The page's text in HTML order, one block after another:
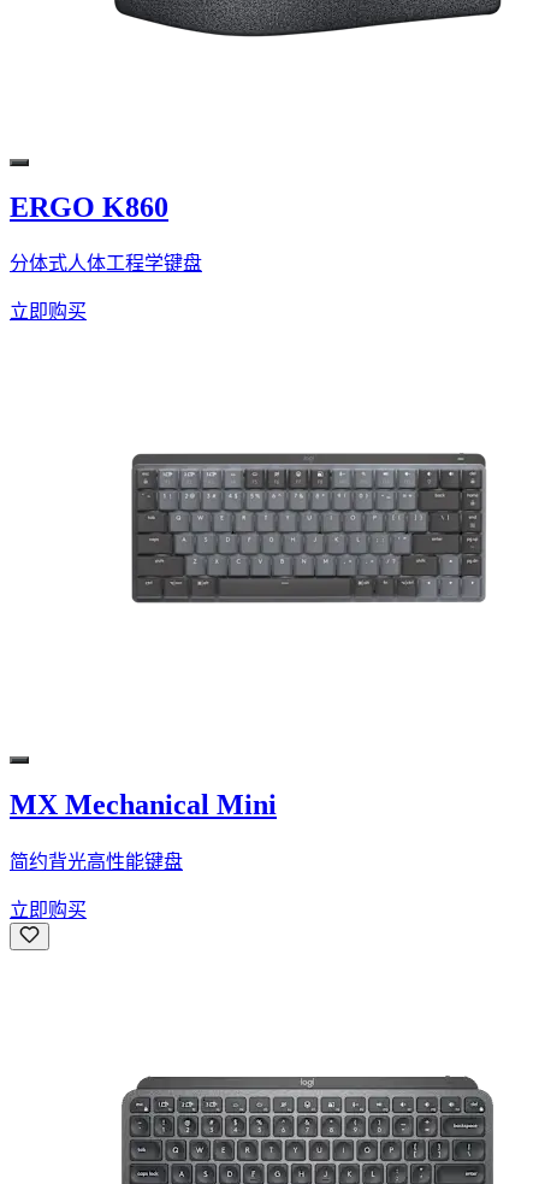
ERGO K860
分体式人体工程学键盘
立即购买
MX Mechanical Mini
简约背光高性能键盘
立即购买